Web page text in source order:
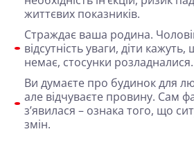
життєвих показників.
Страждає ваша родина.
відсутність уваги, діти
немає, стосунки розладналися.
Ви думаєте про будинок для
але відчуваєте провину. Сам
з’явилася – ознака того, що
змін.